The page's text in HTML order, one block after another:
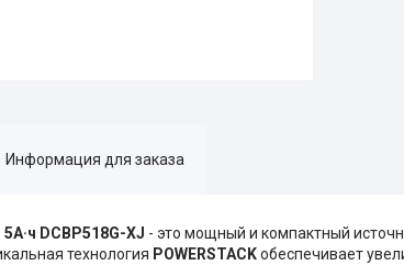
Информация для заказа
DCBP518G-XJ - это мощный и компактный
технология POWERSTACKобеспечивает